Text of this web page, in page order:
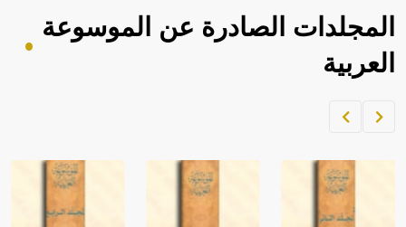
المجلدات الصادرة عن الموسوعة
العربية